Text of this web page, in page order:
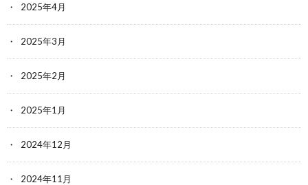
2025年4月
2025年3月
2025年2月
2025年1月
2024年12月
2024年11月